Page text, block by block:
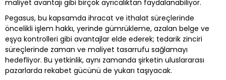
maliyet avantajı gibi birçok ayrıcalıktan faydalanabiliyor.
Pegasus, bu kapsamda ihracat ve ithalat süreçlerinde
öncelikli işlem hakkı, yerinde gümrükleme, azalan belge ve
eşya kontrolleri gibi avantajlar elde ederek; tedarik zinciri
süreçlerinde zaman ve maliyet tasarrufu sağlamayı
hedefliyor. Bu yetkinlik, aynı zamanda şirketin uluslararası
pazarlarda rekabet gücünü de yukarı taşıyacak.